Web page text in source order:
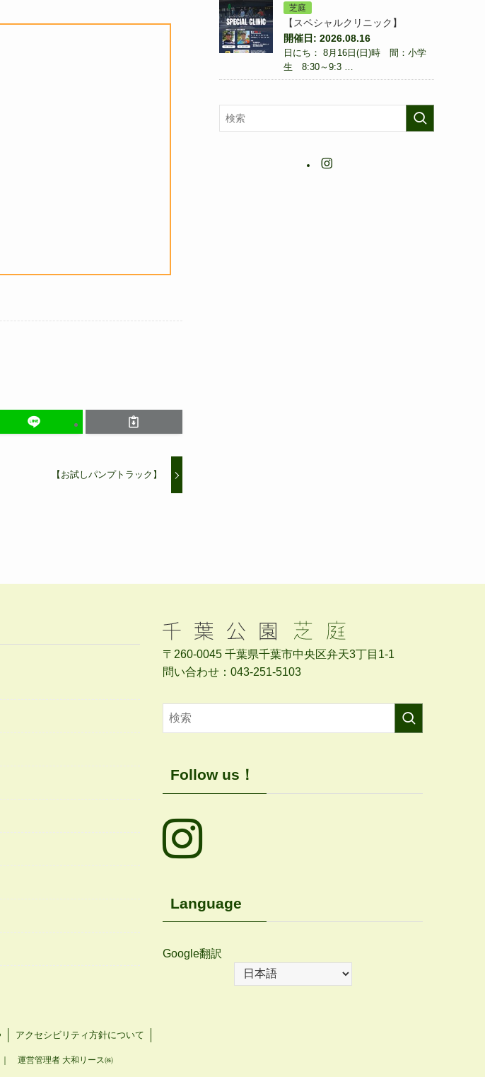
【お試しパンプトラック】
芝庭
【スペシャルクリニック】
開催日: 2026.08.16
日にち： 8月16日(日)時 間：小学
生 8:30～9:3 …
〒260-0045 千葉県千葉市中央区弁天3丁目1-1
問い合わせ：043-251-5103
Follow us！
Language
Google翻訳
アクセシビリティ方針について
運営管理者 大和リース㈱